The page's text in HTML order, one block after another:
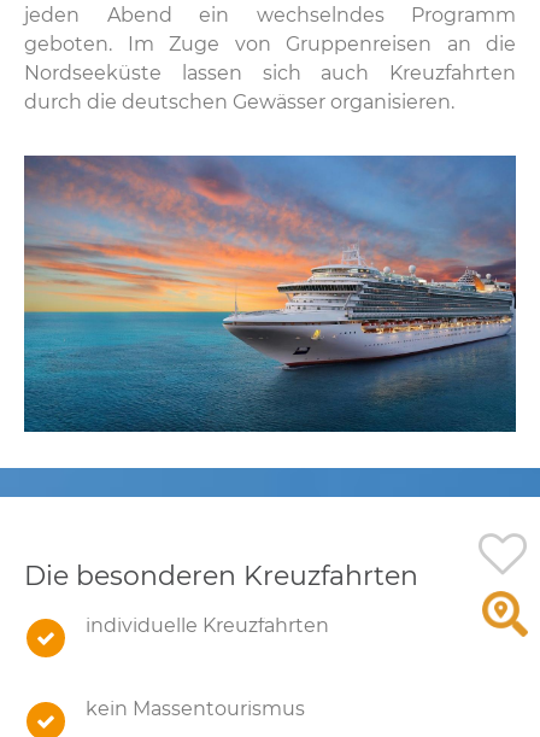
jeden Abend ein wechselndes Programm
geboten. Im Zuge von Gruppenreisen an die
Nordseeküste lassen sich auch Kreuzfahrten
durch die deutschen Gewässer organisieren.
Die besonderen Kreuzfahrten
individuelle Kreuzfahrten
kein Massentourismus